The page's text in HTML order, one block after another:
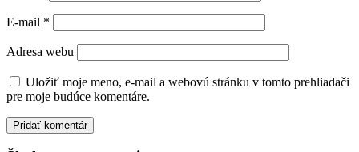
E-mail *
Adresa webu
Uložiť moje meno, e-mail a webovú stránku v tomto prehliadači
pre moje budúce komentáre.